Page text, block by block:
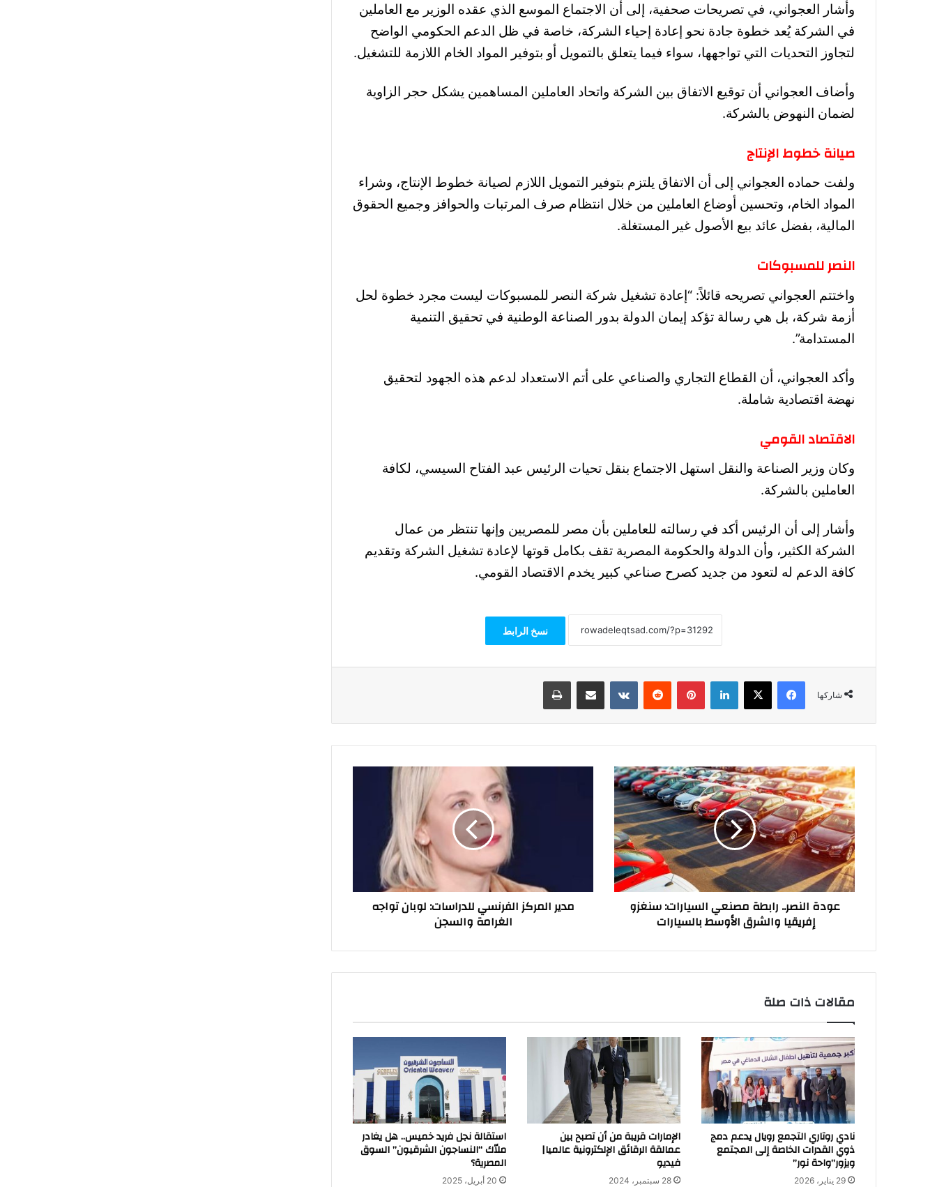
وأشار العجواني، في تصريحات صحفية، إلى أن الاجتماع الموسع الذي عقده الوزير مع العاملين
في الشركة يُعد خطوة جادة نحو إعادة إحياء الشركة، خاصة في ظل الدعم الحكومي الواضح
لتجاوز التحديات التي تواجهها، سواء فيما يتعلق بالتمويل أو بتوفير المواد الخام اللازمة للتشغيل.
وأضاف العجواني أن توقيع الاتفاق بين الشركة واتحاد العاملين المساهمين يشكل حجر الزاوية
لضمان النهوض بالشركة.
صيانة خطوط الإنتاج
ولفت حماده العجواني إلى أن الاتفاق يلتزم بتوفير التمويل اللازم لصيانة خطوط الإنتاج، وشراء
المواد الخام، وتحسين أوضاع العاملين من خلال انتظام صرف المرتبات والحوافز وجميع الحقوق
المالية، بفضل عائد بيع الأصول غير المستغلة.
النصر للمسبوكات
واختتم العجواني تصريحه قائلاً: “إعادة تشغيل شركة النصر للمسبوكات ليست مجرد خطوة لحل
أزمة شركة، بل هي رسالة تؤكد إيمان الدولة بدور الصناعة الوطنية في تحقيق التنمية
المستدامة”.
وأكد العجواني، أن القطاع التجاري والصناعي على أتم الاستعداد لدعم هذه الجهود لتحقيق
نهضة اقتصادية شاملة.
الاقتصاد القومي
وكان وزير الصناعة والنقل استهل الاجتماع بنقل تحيات الرئيس عبد الفتاح السيسي، لكافة
العاملين بالشركة.
وأشار إلى أن الرئيس أكد في رسالته للعاملين بأن مصر للمصريين وإنها تنتظر من عمال
الشركة الكثير، وأن الدولة والحكومة المصرية تقف بكامل قوتها لإعادة تشغيل الشركة وتقديم
كافة الدعم له لتعود من جديد كصرح صناعي كبير يخدم الاقتصاد القومي.
نسخ الرابط
شاركها
فيسبوك‫X لينكدإن بينتيريست مشاركة عبر البريد طباعة
عودة
النصر..
رابطة
مصنعي
السيارات:
سنغزو
إفريقيا
والشرق
الأوسط
بالسيارات
عودة النصر.. رابطة مصنعي السيارات: سنغزو
إفريقيا والشرق الأوسط بالسيارات
مدير المركز الفرنسي للدراسات: لوبان تواجه
الغرامة والسجن
مقالات ذات صلة
نادي روتاري التجمع رويال يدعم دمج
ذوي القدرات الخاصة إلى المجتمع
ويزور”واحة نور”
29 يناير، 2026
الإمارات قريبة من أن تصبح بين
عمالقة الرقائق الإلكترونية عالميا|
فيديو
28 سبتمبر، 2024
استقالة نجل فريد خميس.. هل يغادر
ملاّك “النساجون الشرقيون” السوق
المصرية؟
20 أبريل، 2025